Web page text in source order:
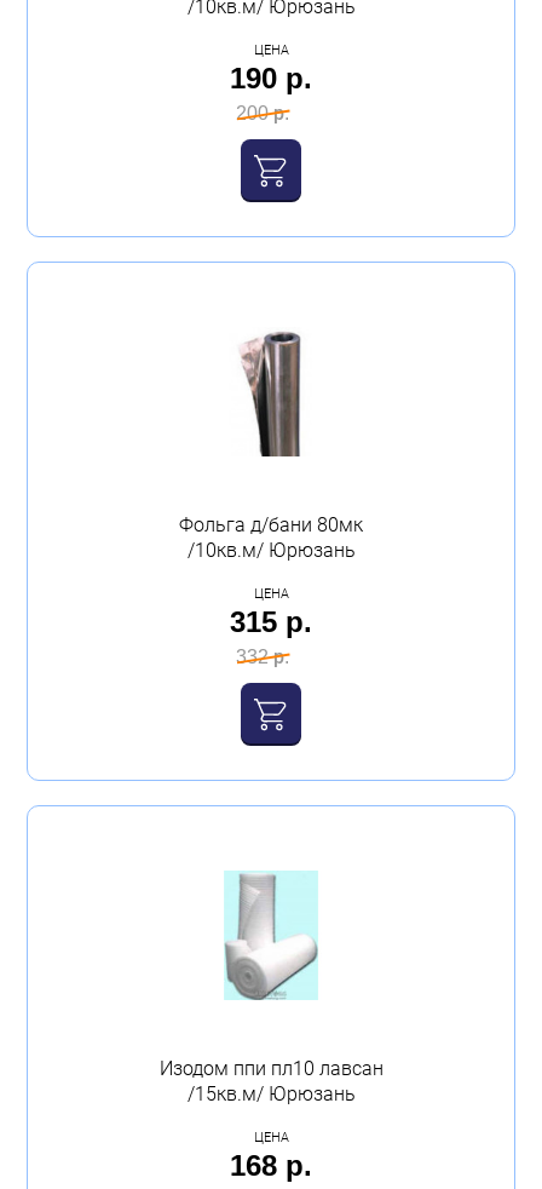
/10кв.м/ Юрюзань
ЦЕНА
190 р.
200 р.
Фольга д/бани 80мк
/10кв.м/ Юрюзань
ЦЕНА
315 р.
332 р.
Изодом ппи пл10 лавсан
/15кв.м/ Юрюзань
ЦЕНА
168 р.